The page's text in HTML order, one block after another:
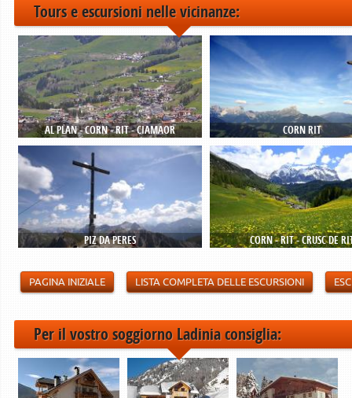
Tours e escursioni nelle vicinanze:
AL PLAN - CORN - RIT - CIAMAOR CORN RIT
PIZ DA PERES CORN - RIT - CRUSC DE
PAGINA INIZIALE LISTA COMPLETA DELLE ESCURSIONI
Per il vostro soggiorno Ladinia consiglia: